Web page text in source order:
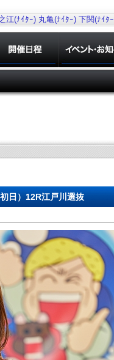
江(ﾅｲﾀｰ) 丸亀(ﾅｲﾀｰ) 下関(ﾅｲﾀｰ)
日）12R江戸川選抜